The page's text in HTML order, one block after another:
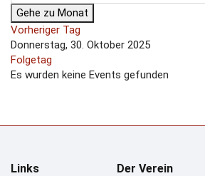
Gehe zu Monat
Vorheriger Tag
Donnerstag, 30. Oktober 2025
Folgetag
Es wurden keine Events gefunden
Links
Der Verein